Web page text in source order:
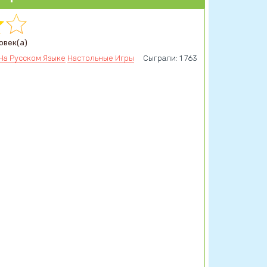
Русском Языке Настольные Игры Сыграли: 1 763